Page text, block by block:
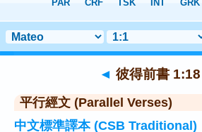
> 聖經金句 18
◄ 彼得前書 1:18
平行經文 (Parallel Verses)
中文標準譯本 (CSB Traditional)